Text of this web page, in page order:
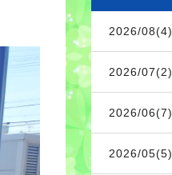
2026/08(4)
2026/07(2)
2026/06(7)
2026/05(5)